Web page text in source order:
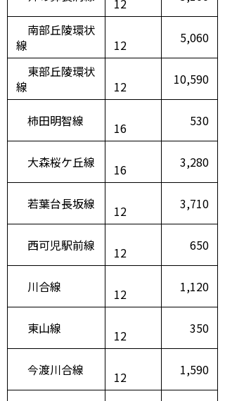
12
南部丘陵環状
線
12
5,060
東部丘陵環状
線
12 10,590
柿田明智線 16 530
大森桜ケ丘線 16 3,280
若葉台長坂線 12 3,710
西可児駅前線 12 650
川合線 12 1,120
東山線 12 350
今渡川合線 12 1,590